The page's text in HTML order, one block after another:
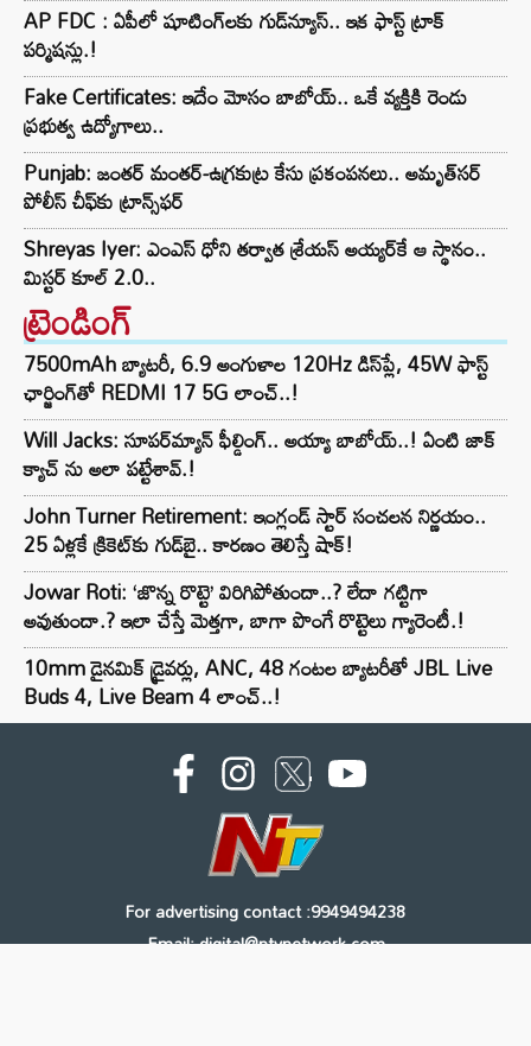
AP FDC : ఏపీలో షూటింగ్‌లకు గుడ్‌న్యూస్.. ఇక ఫాస్ట్ ట్రాక్
పర్మిషన్లు.!
Fake Certificates: ఇదేం మోసం బాబోయ్.. ఒకే వ్యక్తికి రెండు
ప్రభుత్వ ఉద్యోగాలు..
Punjab: జంతర్ మంతర్-ఉగ్రకుట్ర కేసు ప్రకంపనలు.. అమృత్‌సర్
పోలీస్ చీఫ్‌కు ట్రాన్స్‌ఫర్
Shreyas Iyer: ఎంఎస్ ధోని తర్వాత శ్రేయస్ అయ్యర్‌కే ఆ స్థానం..
మిస్టర్ కూల్ 2.0..
ట్రెండింగ్‌
7500mAh బ్యాటరీ, 6.9 అంగుళాల 120Hz డిస్‌ప్లే, 45W ఫాస్ట్
ఛార్జింగ్‌తో REDMI 17 5G లాంచ్..!
Will Jacks: సూపర్‌మ్యాన్ ఫీల్డింగ్.. అయ్యా బాబోయ్..! ఏంటి జాక్
క్యాచ్ ను అలా పట్టేశావ్.!
John Turner Retirement: ఇంగ్లండ్ స్టార్ సంచలన నిర్ణయం..
25 ఏళ్లకే క్రికెట్‌కు గుడ్‌బై.. కారణం తెలిస్తే షాక్!
Jowar Roti: ‘జొన్న రొట్టె’ విరిగిపోతుందా..? లేదా గట్టిగా
అవుతుందా.? ఇలా చేస్తే మెత్తగా, బాగా పొంగే రొట్టెలు గ్యారెంటీ.!
10mm డైనమిక్ డ్రైవర్లు, ANC, 48 గంటల బ్యాటరీతో JBL Live
Buds 4, Live Beam 4 లాంచ్..!
For advertising contact :9949494238
Email: digital@ntvnetwork.com